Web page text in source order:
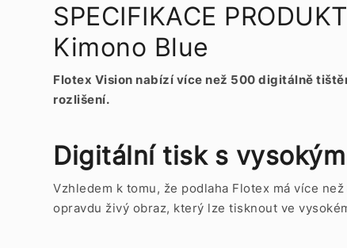
SPECIFIKACE
Kimono Blue
Flotex Vision nabízí více než 500 digitálně
rozlišení.
Digitální tisk s
Vzhledem k tomu, že podlaha Flotex má více
opravdu živý obraz, který lze tisknout ve